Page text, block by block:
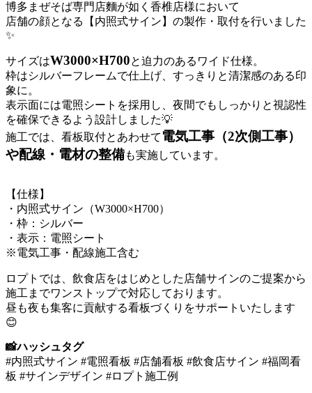
博多まぜそば専門店麵が如く香椎店様において
店舗の顔となる【内照式サイン】の製作・取付を行いました
✨
サイズはW3000×H700と迫力のあるワイド仕様。
枠はシルバーフレームで仕上げ、すっきりと清潔感のある印
象に。
表示面には電照シートを採用し、夜間でもしっかりと視認性
を確保できるよう設計しました💡
施工では、看板取付とあわせて 電気工事（2次側工事）
や配線・電材の整備も実施しています。
【仕様】
・内照式サイン（W3000×H700）
・枠：シルバー
・表示：電照シート
※電気工事・配線施工含む
ロプトでは、飲食店をはじめとした店舗サインのご提案から
施工までワンストップで対応しております。
昼も夜も集客に貢献する看板づくりをサポートいたします
😊
📸ハッシュタグ
#内照式サイン #電照看板 #店舗看板 #飲食店サイン #福岡看
板 #サインデザイン #ロプト施工例